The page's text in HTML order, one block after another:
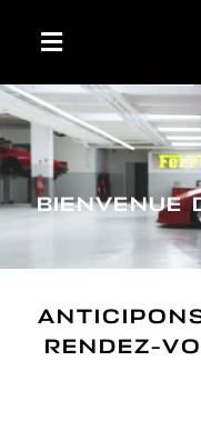
BIENVENUE
RENDEZ-